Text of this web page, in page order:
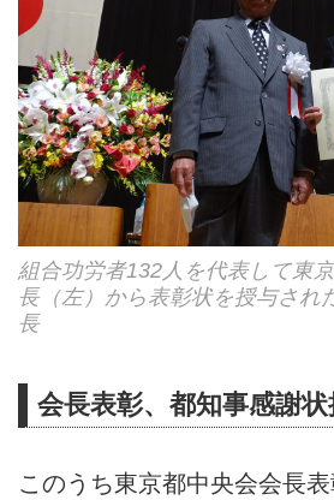
組合功労者132人を代表して東
長（左）から表彰状を授与され
長
会長表彰、都知事感謝
このうち東京都中央会会長